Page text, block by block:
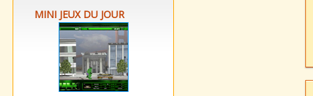
MINI JEUX DU JOUR